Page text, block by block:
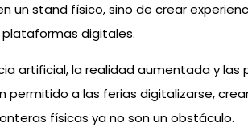
un stand físico, sino de crear
digitales.
artificial, la realidad aumentada y
permitido a las ferias digitalizarse,
físicas ya no son un obstáculo.